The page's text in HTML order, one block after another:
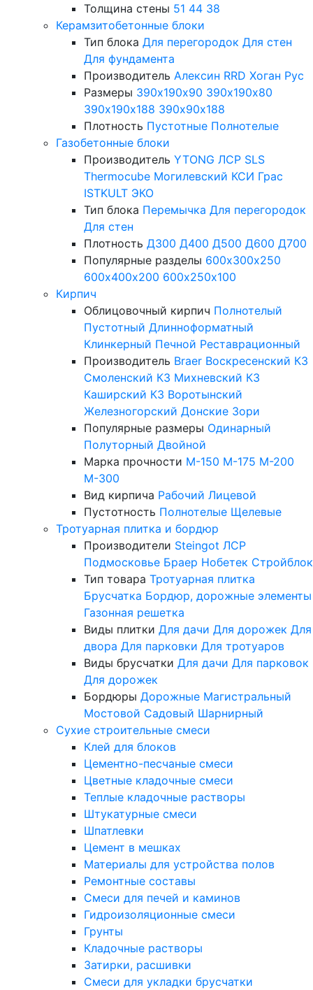
Толщина стены 51 44 38
Керамзитобетонные блоки
Тип блока Для перегородок Для стен
Для фундамента
Производитель Алексин RRD Хоган Рус
Размеры 390х190х90 390х190х80
390х190х188 390х90х188
Плотность Пустотные Полнотелые
Газобетонные блоки
Производитель YTONG ЛСР SLS
Thermocube Могилевский КСИ Грас
ISTKULT ЭКО
Тип блока Перемычка Для перегородок
Для стен
Плотность Д300 Д400 Д500 Д600 Д700
Популярные разделы 600х300х250
600х400х200 600х250х100
Кирпич
Облицовочный кирпич Полнотелый
Пустотный Длинноформатный
Клинкерный Печной Реставрационный
Производитель Braer Воскресенский КЗ
Смоленский КЗ Михневский КЗ
Каширский КЗ Воротынский
Железногорский Донские Зори
Популярные размеры Одинарный
Полуторный Двойной
Марка прочности М-150 М-175 М-200
М-300
Вид кирпича Рабочий Лицевой
Пустотность Полнотелые Щелевые
Тротуарная плитка и бордюр
Производители Steingot ЛСР
Подмосковье Браер Нобетек Стройблок
Тип товара Тротуарная плитка
Брусчатка Бордюр, дорожные элементы
Газонная решетка
Виды плитки Для дачи Для дорожек Для
двора Для парковки Для тротуаров
Виды брусчатки Для дачи Для парковок
Для дорожек
Бордюры Дорожные Магистральный
Мостовой Садовый Шарнирный
Сухие строительные смеси
Клей для блоков
Цементно-песчаные смеси
Цветные кладочные смеси
Теплые кладочные растворы
Штукатурные смеси
Шпатлевки
Цемент в мешках
Материалы для устройства полов
Ремонтные составы
Смеси для печей и каминов
Гидроизоляционные смеси
Грунты
Кладочные растворы
Затирки, расшивки
Смеси для укладки брусчатки